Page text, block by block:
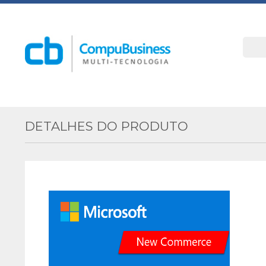
DETALHES DO PRODUTO